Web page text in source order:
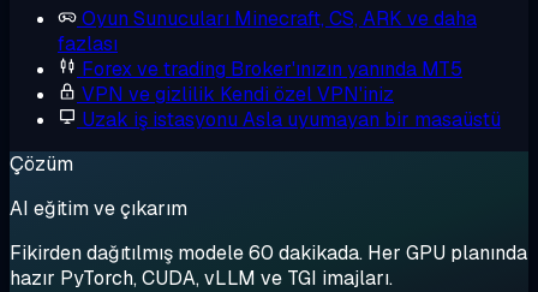
Oyun Sunucuları Minecraft, CS, ARK ve daha
fazlası
Forex ve trading Broker'ınızın yanında MT5
VPN ve gizlilik Kendi özel VPN'iniz
Uzak iş istasyonu Asla uyumayan bir masaüstü
Çözüm
AI eğitim ve çıkarım
Fikirden dağıtılmış modele 60 dakikada. Her GPU planında
hazır PyTorch, CUDA, vLLM ve TGI imajları.